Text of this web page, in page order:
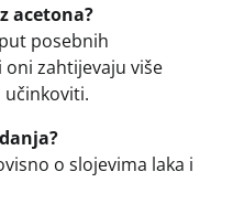
acetona?
posebnih
zahtijevaju više
učinkoviti.
o slojevima laka i